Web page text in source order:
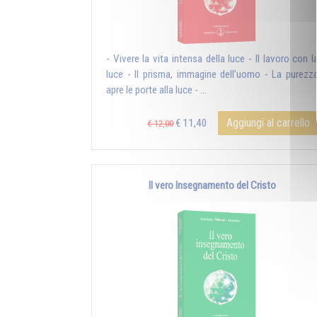
- Vivere la vita intensa della luce - Il lavoro con la
luce - Il prisma, immagine dell'uomo - La purezza
apre le porte alla luce - ...
€ 12,00 € 11,40 Aggiungi al carrello
Il vero Insegnamento del Cristo